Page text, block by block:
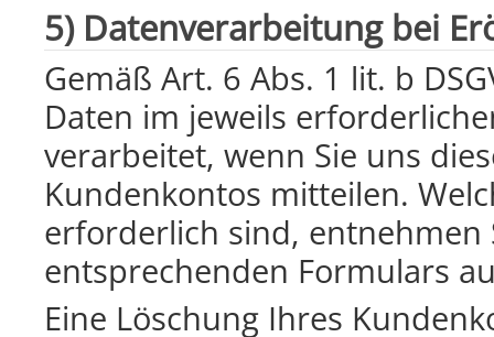
5) Datenverarbeitung bei
Gemäß Art. 6 Abs. 1 lit. b
Daten im jeweils
verarbeitet, wenn Sie uns
Kundenkontos mitteilen.
erforderlich sind, entnehmen
entsprechenden Formulars
Eine Löschung Ihres